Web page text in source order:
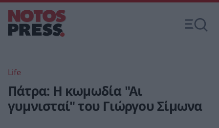
Life
Πάτρα: Η κωμωδία "Αι
γυμνισταί" του Γιώργου Σίμωνα